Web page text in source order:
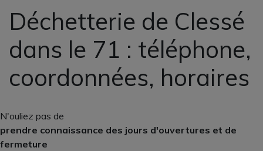
Déchetterie de Clessé
dans le 71 : téléphone,
coordonnées, horaires
N'ouliez pas de
prendre connaissance des jours d'ouvertures et de
fermeture